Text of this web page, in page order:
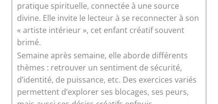
pratique spirituelle, connectée à une source
divine. Elle invite le lecteur à se reconnecter à son
« artiste intérieur », cet enfant créatif souvent
brimé.
Semaine après semaine, elle aborde différents
thèmes : retrouver un sentiment de sécurité,
d’identité, de puissance, etc. Des exercices variés
permettent d’explorer ses blocages, ses peurs,